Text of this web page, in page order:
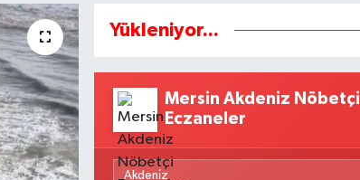
Yükleniyor...
Mersin Akdeniz Nöbetçi
Eczaneler